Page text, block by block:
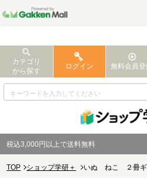
カテゴリ
から探す
ログイン 無料会員登
税込3,000円以上で送料無料
TOP ショップ学研＋ いぬ ねこ ２冊ギ